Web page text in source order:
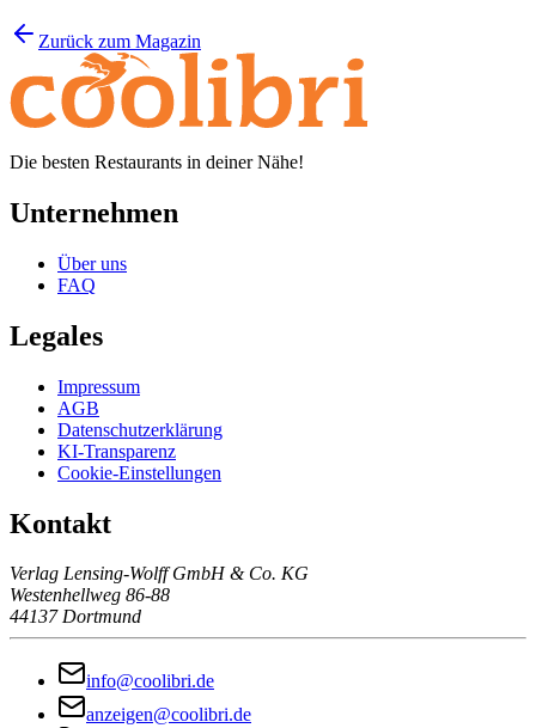
Zurück zum Magazin
Die besten Restaurants in deiner Nähe!
Unternehmen
Über uns
FAQ
Legales
Impressum
AGB
Datenschutzerklärung
KI-Transparenz
Cookie-Einstellungen
Kontakt
Verlag Lensing-Wolff GmbH & Co. KG
Westenhellweg 86-88
44137 Dortmund
info@coolibri.de
anzeigen@coolibri.de